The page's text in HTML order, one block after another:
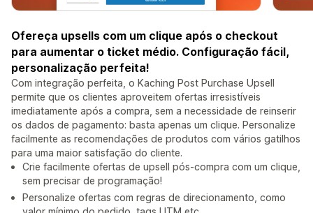
Ofereça upsells com um clique após o checkout
para aumentar o ticket médio. Configuração fácil,
personalização perfeita!
Com integração perfeita, o Kaching Post Purchase Upsell
permite que os clientes aproveitem ofertas irresistíveis
imediatamente após a compra, sem a necessidade de reinserir
os dados de pagamento: basta apenas um clique. Personalize
facilmente as recomendações de produtos com vários gatilhos
para uma maior satisfação do cliente.
Crie facilmente ofertas de upsell pós-compra com um clique,
sem precisar de programação!
Personalize ofertas com regras de direcionamento, como